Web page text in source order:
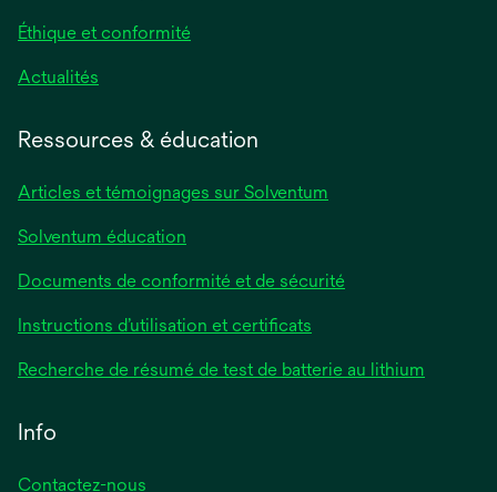
Éthique et conformité
Actualités
Ressources & éducation
Articles et témoignages sur Solventum
Solventum éducation
Documents de conformité et de sécurité
Instructions d’utilisation et certificats
Recherche de résumé de test de batterie au lithium
Info
Contactez-nous